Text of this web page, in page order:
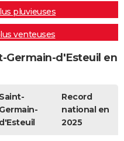
pluvieuses
venteuses
Germain-d'Esteuil en
Saint-
Germain-
d'Esteuil
Record
national en
2025